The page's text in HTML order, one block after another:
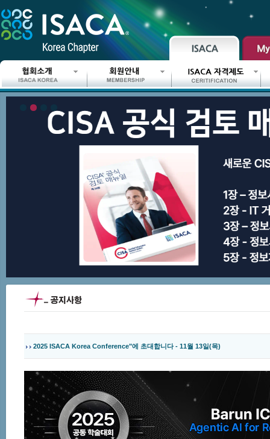
2025 ISACA Korea Conference"에 초대합니다 - 11월 13일(목)